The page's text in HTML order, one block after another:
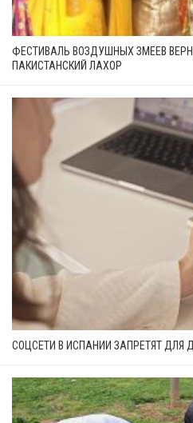
ФЕСТИВАЛЬ ВОЗДУШНЫХ ЗМЕЕВ
ПАКИСТАНСКИЙ ЛАХОР
СОЦСЕТИ В ИСПАНИИ ЗАПРЕТЯТ ДЛЯ